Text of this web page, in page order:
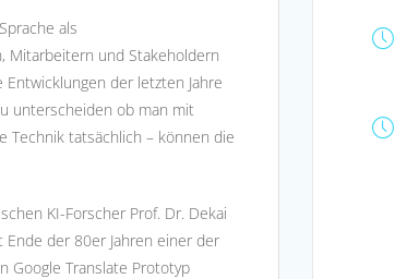
als
Mitarbeitern und Stakeholdern
der letzten Jahre
unterscheiden ob man mit
Technik tatsächlich – können die
KI-Forscher Prof. Dr. Dekai
der 80er Jahren einer der
Google Translate Prototyp